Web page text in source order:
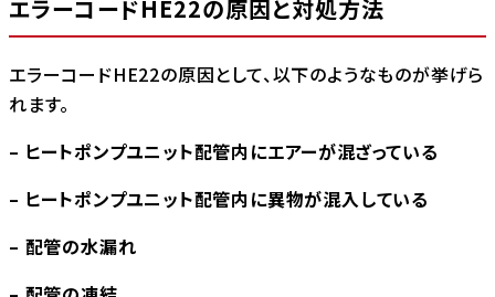
エラーコードHE22の原因と対処方法
エラーコードHE22の原因として、以下のようなものが挙げら
れます。
– ヒートポンプユニット配管内にエアーが混ざっている
– ヒートポンプユニット配管内に異物が混入している
– 配管の水漏れ